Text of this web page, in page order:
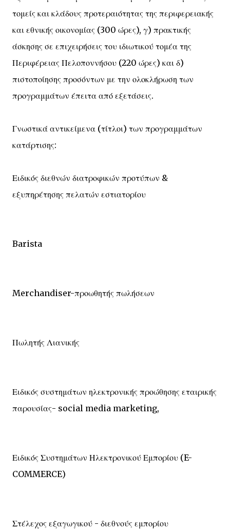
τομείς και κλάδους προτεραιότητας της περιφερειακής
και εθνικής οικονομίας (300 ώρες), γ) πρακτικής
άσκησης σε επιχειρήσεις του ιδιωτικού τομέα της
Περιφέρειας Πελοποννήσου (220 ώρες) και δ)
πιστοποίησης προσόντων με την ολοκλήρωση των
προγραμμάτων έπειτα από εξετάσεις.
Γνωστικά αντικείμενα (τίτλοι) των προγραμμάτων
κατάρτισης:
Ειδικός διεθνών διατροφικών προτύπων &
εξυπηρέτησης πελατών εστιατορίου
Barista
Merchandiser-προωθητής πωλήσεων
Πωλητής Λιανικής
Ειδικός συστημάτων ηλεκτρονικής προώθησης εταιρικής
παρουσίας- social media marketing,
Ειδικός Συστημάτων Ηλεκτρονικού Εμπορίου (E-
COMMERCE)
Στέλεχος εξαγωγικού - διεθνούς εμπορίου